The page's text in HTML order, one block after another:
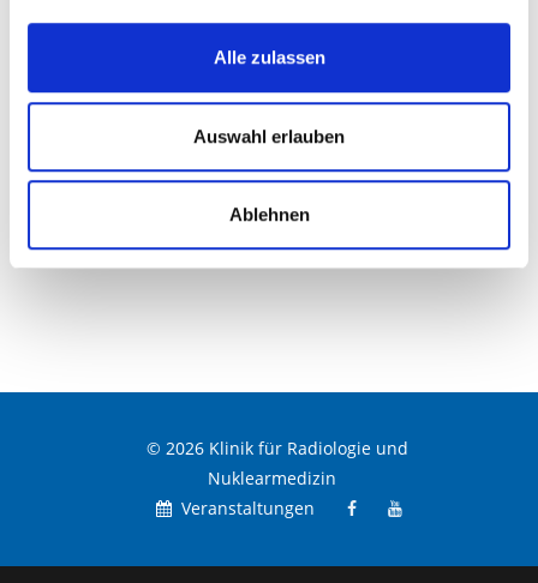
Alle zulassen
Auswahl erlauben
Ablehnen
Siemens Magnetom Prisma 3 Tesla
Das offene MRT - AERA 1.5 Tesla
© 2026 Klinik für Radiologie und
Nuklearmedizin
Veranstaltungen